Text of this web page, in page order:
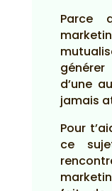
Parce
d’une
jamais
Pour
ce